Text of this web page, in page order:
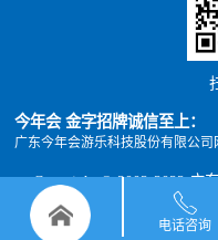
今年会 金字招牌诚信至上：
广东今年会游乐科技股份有限公司
Copyright © 2002-2022 广
网安备 44011302000493号
电话咨询